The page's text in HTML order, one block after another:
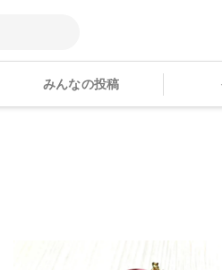
みんなの投稿